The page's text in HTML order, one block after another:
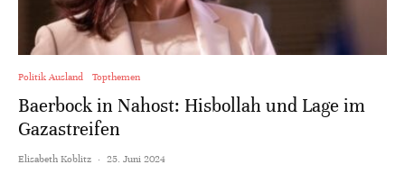
Politik Ausland Topthemen
Baerbock in Nahost: Hisbollah und Lage im
Gazastreifen
Elisabeth Koblitz · 25. Juni 2024